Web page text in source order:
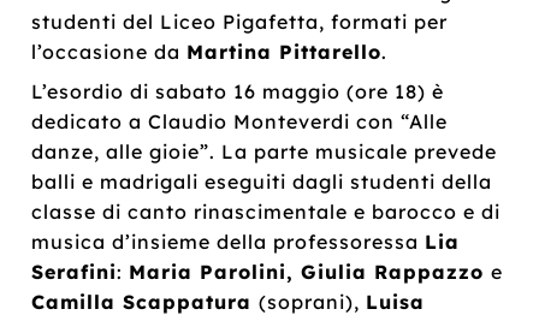
studenti del Liceo Pigafetta, formati per
l’occasione da Martina Pittarello.
L’esordio di sabato 16 maggio (ore 18) è
dedicato a Claudio Monteverdi con “Alle
danze, alle gioie”. La parte musicale prevede
balli e madrigali eseguiti dagli studenti della
classe di canto rinascimentale e barocco e di
musica d’insieme della professoressa Lia
Serafini: Maria Parolini, Giulia Rappazzoe
Camilla Scappatura(soprani), Luisa